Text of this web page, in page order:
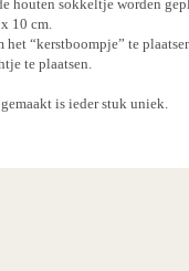
houten sokkeltje worden
10 cm.
“kerstboompje” te
te plaatsen.
is ieder stuk uniek.